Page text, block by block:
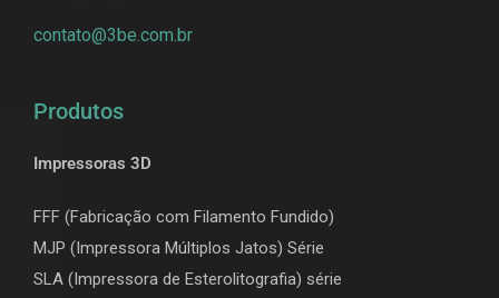
contato@3be.com.br
Produtos
Impressoras 3D
FFF (Fabricação com Filamento Fundido)
MJP (Impressora Múltiplos Jatos) Série
SLA (Impressora de Esterolitografia) série